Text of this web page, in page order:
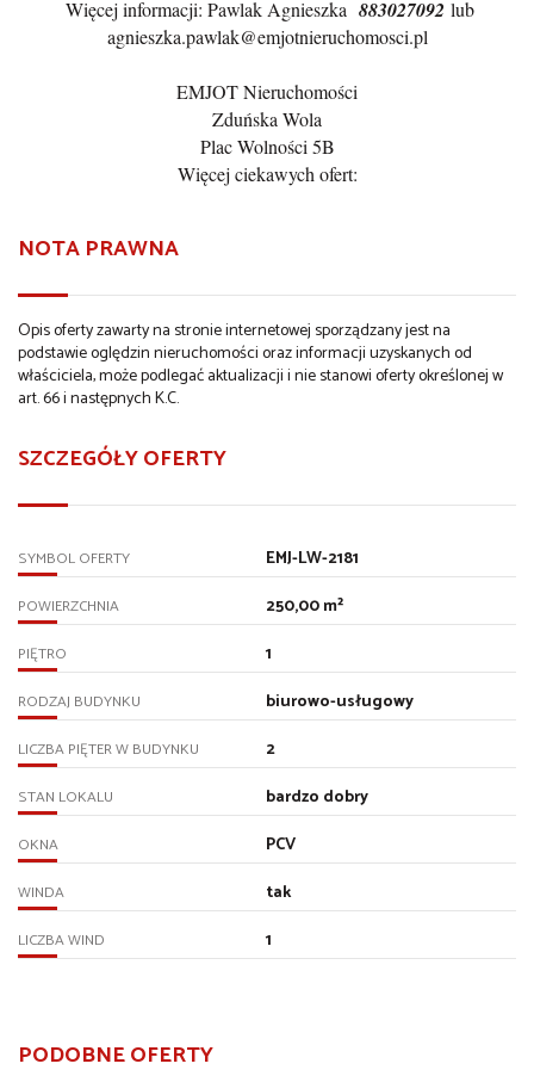
Więcej informacji: Pawlak Agnieszka 883027092 lub
agnieszka.pawlak@emjotnieruchomosci.pl
EMJOT Nieruchomości
Zduńska Wola
Plac Wolności 5B
Więcej ciekawych ofert:
NOTA PRAWNA
Opis oferty zawarty na stronie internetowej sporządzany jest na
podstawie oględzin nieruchomości oraz informacji uzyskanych od
właściciela, może podlegać aktualizacji i nie stanowi oferty określonej w
art. 66 i następnych K.C.
SZCZEGÓŁY OFERTY
SYMBOL OFERTY EMJ-LW-2181
POWIERZCHNIA 250,00 m²
PIĘTRO 1
RODZAJ BUDYNKU biurowo-usługowy
LICZBA PIĘTER W BUDYNKU 2
STAN LOKALU bardzo dobry
OKNA PCV
WINDA tak
LICZBA WIND 1
PODOBNE OFERTY